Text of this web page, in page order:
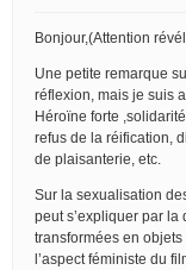
Bonjour,(Attention
Une petite remarque
réflexion, mais je suis
Héroïne forte
refus de la réification,
de plaisanterie, etc.
Sur la sexualisation
peut s’expliquer par la
transformées en
l’aspect féministe du